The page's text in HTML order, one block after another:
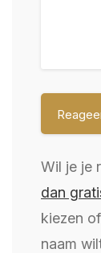
Wil je je
dan
kiezen
naam